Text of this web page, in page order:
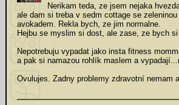
Nerikam teda, ze jsem nejaka
ale dam si treba v sedm cottage se
avokadem. Rekla bych, ze jim normalne.
Hejbu se myslim si dost, ale zase, ze bych
Nepotrebuju vypadat jako insta fitness
a pak si namazou rohlík maslem a
Ovulujes. Zadny problemy zdravotní nemam